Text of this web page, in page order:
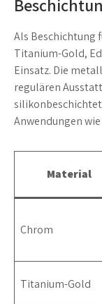
Als Beschichtung
Titanium-Gold,
Einsatz. Die
regulären
Anwendungen
Material
Chrom
Titanium-Gold